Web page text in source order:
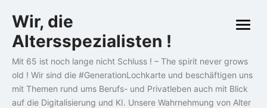
to
content
Wir, die
Altersspezialisten !
Mit 65 ist noch lange nicht Schluss ! – The spirit never grows
old ! Wir sind die #GenerationLochkarte und beschäftigen uns
mit Themen rund ums Berufs- und Privatleben auch mit Blick
auf die Digitalisierung und KI. Unsere Wahrnehmung von Alter
open